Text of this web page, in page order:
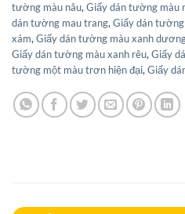
tường màu nâu, Giấy dán tường màu
dán tường mau trang, Giấy dán
xám, Giấy dán tường màu xanh
Giấy dán tường màu xanh rêu, Giấy
tường một màu trơn hiện đại, Giấy